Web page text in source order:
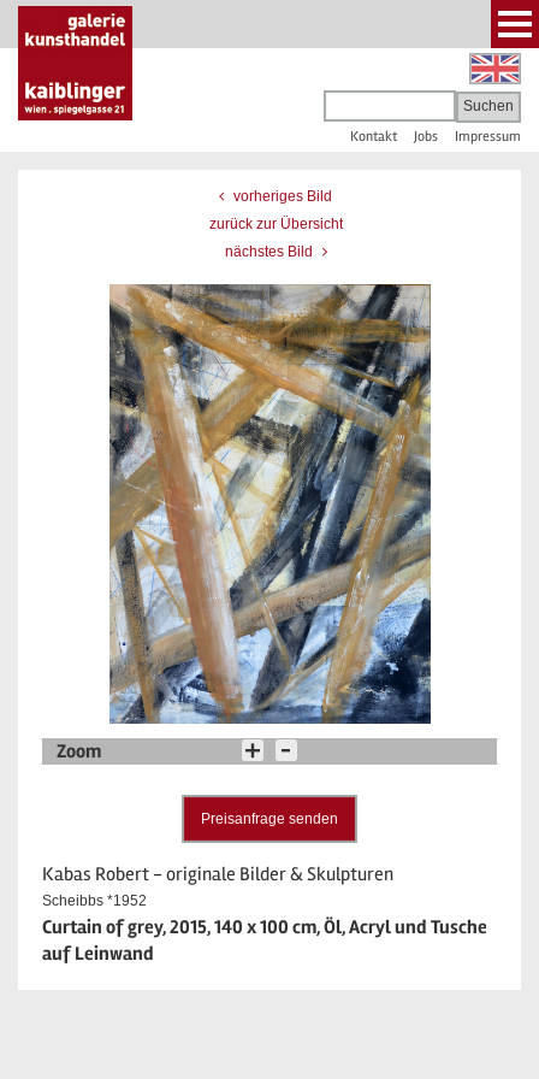
Kontakt Jobs Impressum
vorheriges Bild
zurück zur Übersicht
nächstes Bild
Zoom
Preisanfrage senden
Kabas Robert - originale Bilder & Skulpturen
Scheibbs *1952
Curtain of grey, 2015, 140 x 100 cm, Öl, Acryl und Tusche
auf Leinwand